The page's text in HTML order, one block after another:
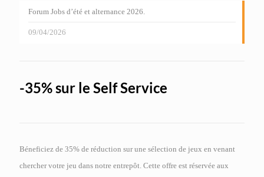
Forum Jobs d’été et alternance 2026.
09/04/2026
-35% sur le Self Service
Béneficiez de 35% de réduction sur une sélection de jeux en venant
chercher votre jeu dans notre entrepôt. Cette offre est réservée aux